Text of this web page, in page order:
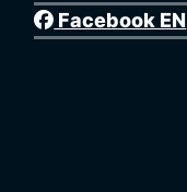
Facebook EN